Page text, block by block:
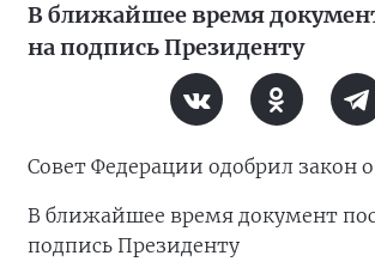
В ближайшее время
на подпись Президенту
Совет Федерации одобрил закон о
В ближайшее время документ
подпись Президенту